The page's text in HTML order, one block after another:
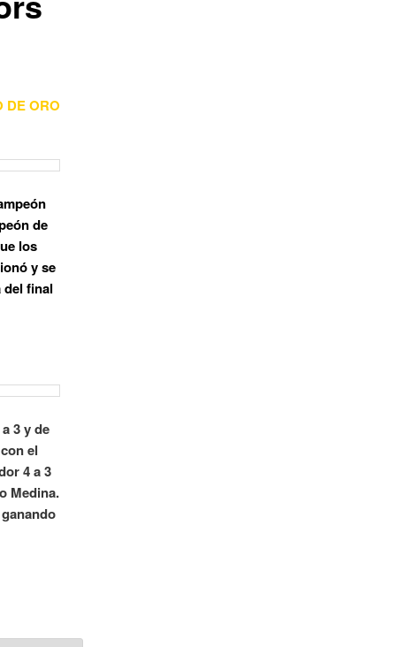
DE ORO
de
los
y se
del final
3 y de
el
4 a 3
Medina.